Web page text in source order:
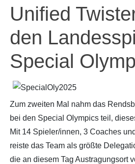
Unified
den
Special
Zum zweiten Mal nahm das
bei den Special Olympics teil,
Mit 14 Spieler/innen, 3 Coaches
reiste das Team als größte
die an diesem Tag Austragungsort